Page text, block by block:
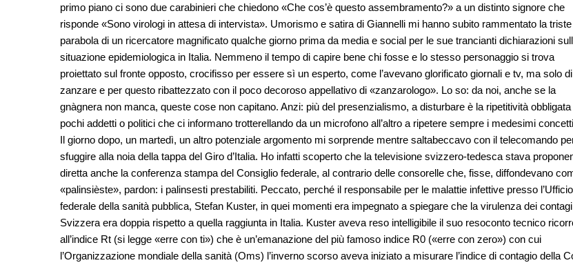
primo piano ci sono due carabinieri che chiedono «Che cos’è questo assembramento?» a un distinto signore che
risponde «Sono virologi in attesa di intervista». Umorismo e satira di Giannelli mi hanno subito rammentato la triste
parabola di un ricercatore magnificato qualche giorno prima da media e social per le sue trancianti dichiarazioni
situazione epidemiologica in Italia. Nemmeno il tempo di capire bene chi fosse e lo stesso personaggio si trova
proiettato sul fronte opposto, crocifisso per essere sì un esperto, come l’avevano glorificato giornali e tv, ma solo di
zanzare e per questo ribattezzato con il poco decoroso appellativo di «zanzarologo». Lo so: da noi, anche se la
gnàgnera non manca, queste cose non capitano. Anzi: più del presenzialismo, a disturbare è la ripetitività obbligata
pochi addetti o politici che ci informano trotterellando da un microfono all’altro a ripetere sempre i medesimi
Il giorno dopo, un martedì, un altro potenziale argomento mi sorprende mentre saltabeccavo con il telecomando
sfuggire alla noia della tappa del Giro d’Italia. Ho infatti scoperto che la televisione svizzero-tedesca stava
diretta anche la conferenza stampa del Consiglio federale, al contrario delle consorelle che, fisse, diffondevano
«palinsièste», pardon: i palinsesti prestabiliti. Peccato, perché il responsabile per le malattie infettive presso l’Ufficio
federale della sanità pubblica, Stefan Kuster, in quei momenti era impegnato a spiegare che la virulenza dei
Svizzera era doppia rispetto a quella raggiunta in Italia. Kuster aveva reso intelligibile il suo resoconto tecnico
all’indice Rt (si legge «erre con ti») che è un’emanazione del più famoso indice R0 («erre con zero») con cui
l’Organizzazione mondiale della sanità (Oms) l’inverno scorso aveva iniziato a misurare l’indice di contagio della